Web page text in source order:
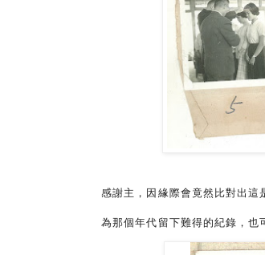
感謝主，因緣際會竟然比對出這
為那個年代留下難得的紀錄，也